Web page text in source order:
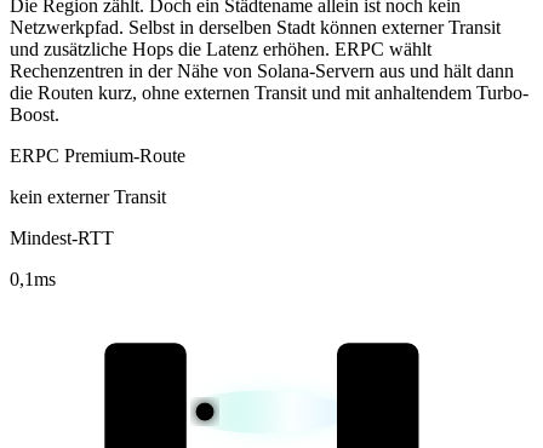
Die Region zählt. Doch ein Städtename allein ist noch kein
Netzwerkpfad. Selbst in derselben Stadt können externer Transit
und zusätzliche Hops die Latenz erhöhen. ERPC wählt
Rechenzentren in der Nähe von Solana-Servern aus und hält dann
die Routen kurz, ohne externen Transit und mit anhaltendem Turbo-
Boost.
ERPC Premium-Route
kein externer Transit
Mindest-RTT
0,1ms